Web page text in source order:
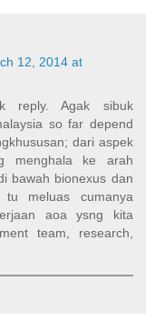
12, 2014 at
reply. Agak sibuk
so far depend
dari aspek
menghala ke arah
bawah bionexus dan
meluas cumanya
aoa ysng kita
team, research,